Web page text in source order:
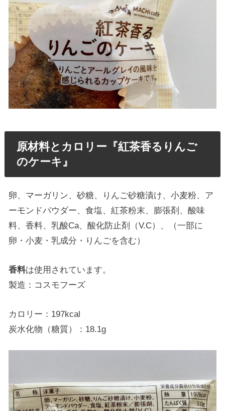
原材料とカロリー『紅茶香るりんご
のケーキ』
卵、マーガリン、砂糖、りんご砂糖漬け、小麦粉、ア
ーモンドパウダー、食塩、紅茶粉末、膨張剤、酸味
料、香料、乳酸Ca、酸化防止剤（V.C）、（一部に
卵・小麦・乳成分・りんごを含む）
香料は使用されています。
製造：コスモフーズ
カロリー：197kcal
炭水化物（糖質）：18.1g